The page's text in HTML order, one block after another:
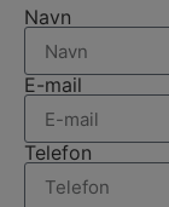
Navn
E-mail
Telefon